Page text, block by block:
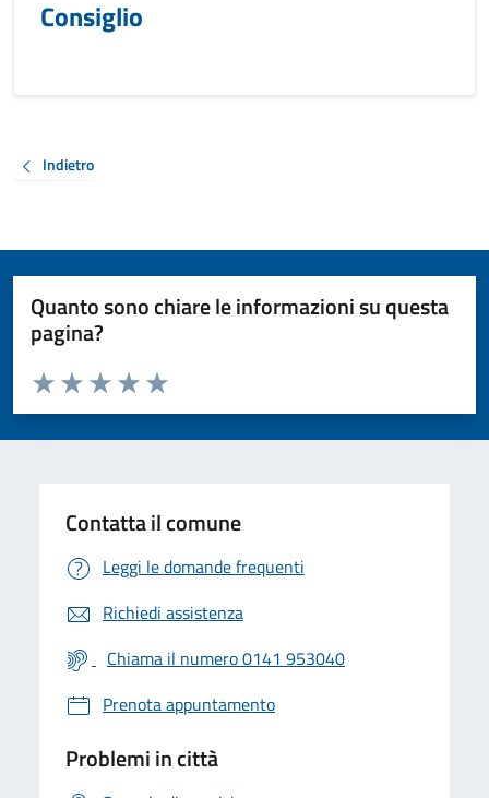
Consiglio
Indietro
Quanto sono chiare le informazioni su questa
pagina?
Valuta da 1 a 5 stelle la pagina
Valuta 5 stelle su 5
Valuta 4 stelle su 5
Valuta 3 stelle su 5
Valuta 2 stelle su 5
Valuta 1 stelle su 5
Contatta il comune
Leggi le domande frequenti
Richiedi assistenza
Chiama il numero 0141 953040
Prenota appuntamento
Problemi in città